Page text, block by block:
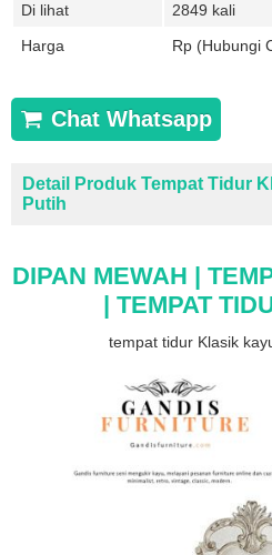
Di lihat
2849 kali
Harga
Rp (Hubungi
Chat Whatsapp
Detail Produk Tempat Tidur
Putih
DIPAN MEWAH |
| TEMPAT
tempat tidur Klasik